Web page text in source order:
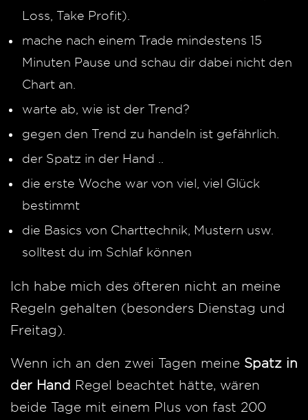
Loss, Take Profit).
mache nach einem Trade mindestens 15
Minuten Pause und schau dir dabei nicht den
Chart an.
warte ab, wie ist der Trend?
gegen den Trend zu handeln ist gefährlich.
der Spatz in der Hand ..
die erste Woche war von viel, viel Glück
bestimmt
die Basics von Charttechnik, Mustern usw.
solltest du im Schlaf können
Ich habe mich des öfteren nicht an meine
Regeln gehalten (besonders Dienstag und
Freitag).
Wenn ich an den zwei Tagen meine Spatz in
der Hand Regel beachtet hätte, wären
beide Tage mit einem Plus von fast 200